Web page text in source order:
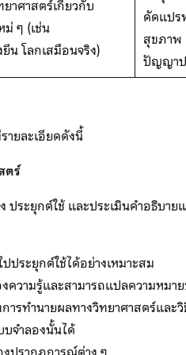
าศาสตร์เกี่ยวกับ
ม่ ๆ (เช่น
น โลกเสมือนจริง)
ดัดแปร
สุขภาพ
ปัญญา
ายละเอียดดังนี้
ตร์
ประยุกต์ใช้ และประเมินคำอธิบ
ประยุกต์ใช้ได้อย่างเหมาะสม
ความรู้และสามารถแปลความหมา
ารทำนายผลทางวิทยาศาสตร์แล
บจำลองนั้นได้